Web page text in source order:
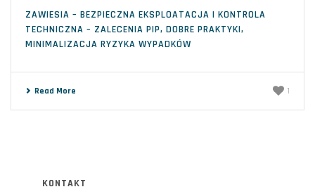
ZAWIESIA – BEZPIECZNA EKSPLOATACJA I KONTROLA
TECHNICZNA – ZALECENIA PIP, DOBRE PRAKTYKI,
MINIMALIZACJA RYZYKA WYPADKÓW
Read More 1
KONTAKT